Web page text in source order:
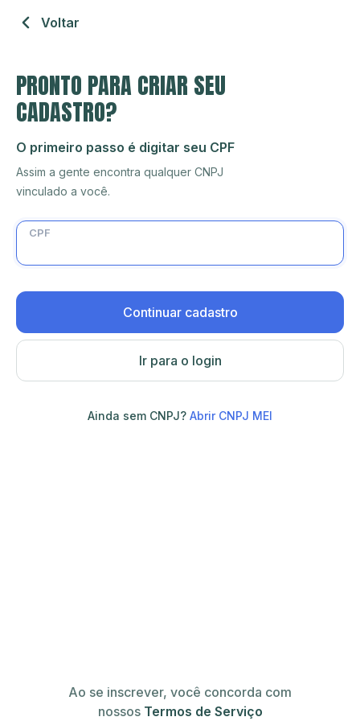
Voltar
PRONTO PARA CRIAR SEU
CADASTRO?
O primeiro passo é digitar seu CPF
Assim a gente encontra qualquer CNPJ
vinculado a você.
CPF
Continuar cadastro
Ir para o login
Ainda sem CNPJ? Abrir CNPJ MEI
Ao se inscrever, você concorda com
nossos Termos de Serviço